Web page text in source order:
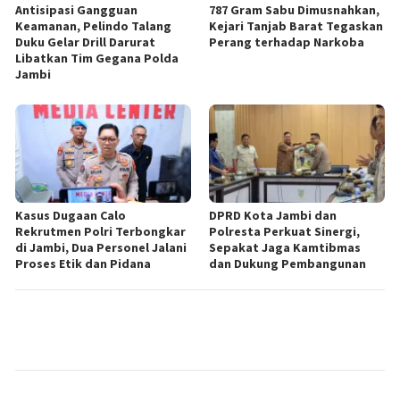
Antisipasi Gangguan
Keamanan, Pelindo Talang
Duku Gelar Drill Darurat
Libatkan Tim Gegana Polda
Jambi
787 Gram Sabu Dimusnahkan,
Kejari Tanjab Barat Tegaskan
Perang terhadap Narkoba
Kasus Dugaan Calo
Rekrutmen Polri Terbongkar
di Jambi, Dua Personel Jalani
Proses Etik dan Pidana
DPRD Kota Jambi dan
Polresta Perkuat Sinergi,
Sepakat Jaga Kamtibmas
dan Dukung Pembangunan